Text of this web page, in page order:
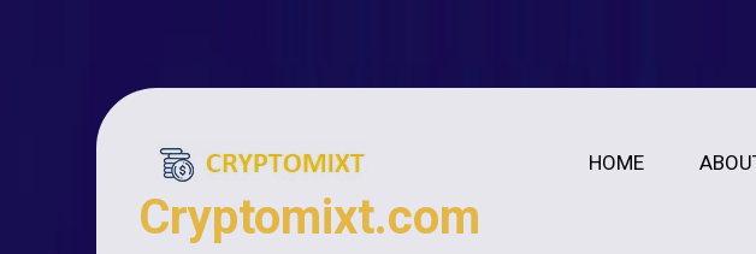
HOME
Cryptomixt.com